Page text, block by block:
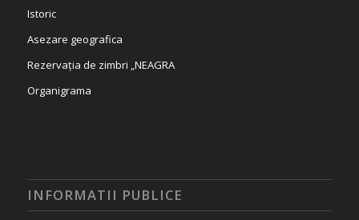
Istoric
Asezare geografica
Rezervația de zimbri „NEAGRA
Organigrama
INFORMATII PUBLICE